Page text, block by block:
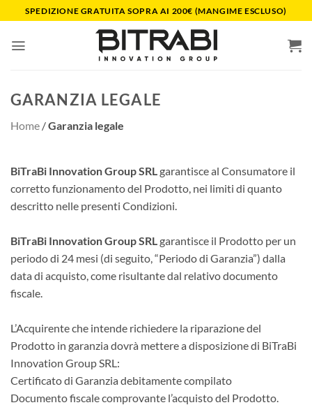
ai
contenuti
SPEDIZIONE GRATUITA SOPRA AI 200€ (MANGIME ESCLUSO)
GARANZIA LEGALE
Home /Garanzia legale
BiTraBi Innovation Group SRLgarantisce al Consumatore il
corretto funzionamento del Prodotto, nei limiti di quanto
descritto nelle presenti Condizioni.
BiTraBi Innovation Group SRLgarantisce il Prodotto per un
periodo di 24 mesi (di seguito, “Periodo di Garanzia”) dalla
data di acquisto, come risultante dal relativo documento
fiscale.
L’Acquirente che intende richiedere la riparazione del
Prodotto in garanzia dovrà mettere a disposizione di BiTraBi
Innovation Group SRL:
Certificato di Garanzia debitamente compilato
Documento fiscale comprovante l’acquisto del Prodotto.